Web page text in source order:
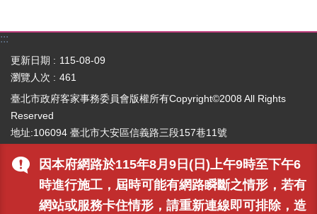
因本府網路於115年8月9日(日)上午9時至下午6
時進行施工，屆時可能有網路瞬斷之情形，若有
網站或服務卡住情形，請重新連線即可排除，造
:::
更新日期
115-08-09
瀏覽人次
461
臺北市政府客家事務委員會版權所有Copyright©2008 All Rights
Reserved
地址:106094 臺北市大安區信義路三段157巷11號
最佳瀏覽畫面 1024x768 支援 IE6.0 及以上之瀏覽器資料更新:
2017/5/23 09:52:18